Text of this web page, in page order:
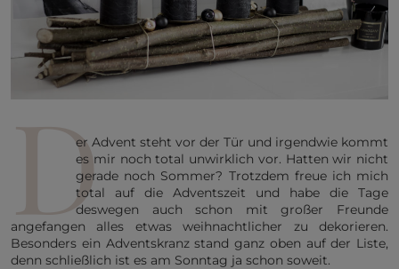
D
er Advent steht vor der Tür und irgendwie kommt
es mir noch total unwirklich vor. Hatten wir nicht
gerade noch Sommer? Trotzdem freue ich mich
total auf die Adventszeit und habe die Tage
deswegen auch schon mit großer Freunde
angefangen alles etwas weihnachtlicher zu dekorieren.
Besonders ein Adventskranz stand ganz oben auf der Liste,
denn schließlich ist es am Sonntag ja schon soweit.